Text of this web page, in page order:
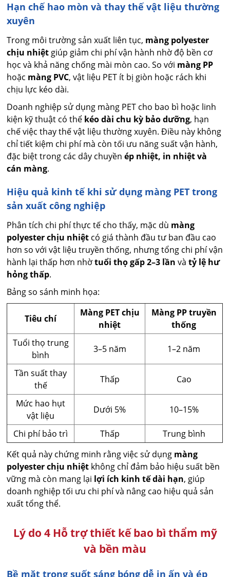
Hạn chế hao mòn và thay thế vật liệu thường
xuyên
Trong môi trường sản xuất liên tục, màng polyester
chịu nhiệt giúp giảm chi phí vận hành nhờ độ bền cơ
học và khả năng chống mài mòn cao. So với màng PP
hoặc màng PVC, vật liệu PET ít bị giòn hoặc rách khi
chịu lực kéo dài.
Doanh nghiệp sử dụng màng PET cho bao bì hoặc linh
kiện kỹ thuật có thể kéo dài chu kỳ bảo dưỡng, hạn
chế việc thay thế vật liệu thường xuyên. Điều này không
chỉ tiết kiệm chi phí mà còn tối ưu năng suất vận hành,
đặc biệt trong các dây chuyềnép nhiệt, in nhiệt và
cán màng.
Hiệu quả kinh tế khi sử dụng màng PET trong
sản xuất công nghiệp
Phân tích chi phí thực tế cho thấy, mặc dù màng
polyester chịu nhiệt có giá thành đầu tư ban đầu cao
hơn so với vật liệu truyền thống, nhưng tổng chi phí vận
hành lại thấp hơn nhờtuổi thọ gấp 2–3 lần vàtỷ lệ hư
hỏng thấp.
Bảng so sánh minh họa:
Tiêu chí
Màng PET chịu
nhiệt
Màng PP truyền
thống
Tuổi thọ trung
bình
3–5 năm 1–2 năm
Tần suất thay
thế
Thấp Cao
Mức hao hụt
vật liệu
Dưới 5% 10–15%
Chi phí bảo trì Thấp
Trung bình
Kết quả này chứng minh rằng việc sử dụng màng
polyester chịu nhiệt không chỉ đảm bảo hiệu suất bền
vững mà còn mang lại lợi ích kinh tế dài hạn, giúp
doanh nghiệp tối ưu chi phí và nâng cao hiệu quả sản
xuất tổng thể.
Lý do 4 Hỗ trợ thiết kế bao bì thẩm mỹ
và bền màu
Bề mặt trong suốt sáng bóng dễ in ấn và ép